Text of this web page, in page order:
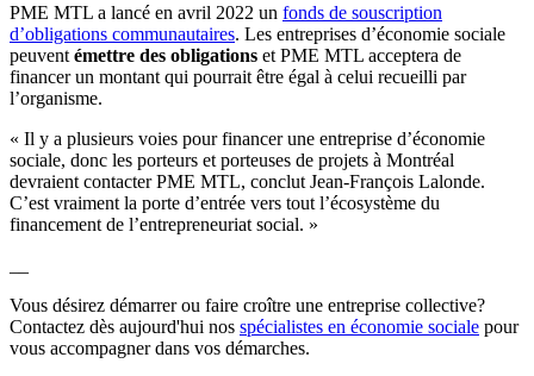
PME MTL a lancé en avril 2022 un fonds de souscription
d’obligations communautaires. Les entreprises d’économie sociale
peuvent émettre des obligations et PME MTL acceptera de
financer un montant qui pourrait être égal à celui recueilli par
l’organisme.
« Il y a plusieurs voies pour financer une entreprise d’économie
sociale, donc les porteurs et porteuses de projets à Montréal
devraient contacter PME MTL, conclut Jean-François Lalonde.
C’est vraiment la porte d’entrée vers tout l’écosystème du
financement de l’entrepreneuriat social. »
Vous désirez démarrer ou faire croître une entreprise collective?
Contactez dès aujourd'hui nos spécialistes en économie sociale pour
vous accompagner dans vos démarches.